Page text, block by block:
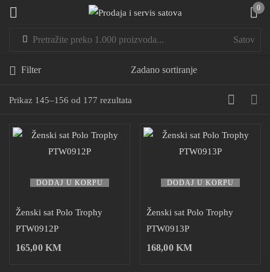
0
Prikaz 145–156 od 177 rezultata
Filter
DODAJ U KORPU
Ženski sat Polo Trophy
PTW0912P
165,00 KM
DODAJ U KORPU
Ženski sat Polo Trophy
PTW0913P
168,00 KM
Sign in
Remember me Lost password?